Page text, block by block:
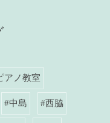
アノ教室
#中島 #西脇